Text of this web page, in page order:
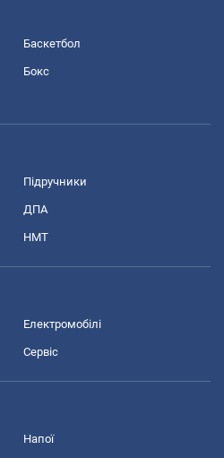
Баскетбол
Бокс
Підручники
ДПА
НМТ
Електромобілі
Сервіс
Напої